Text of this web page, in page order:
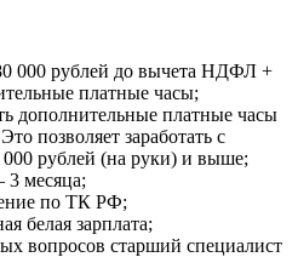
000 рублей до вычета НДФЛ +
платные часы;
дополнительные платные часы
позволяет заработать с
000 рублей (на руки) и выше;
3 месяца;
по ТК РФ;
белая зарплата;
вопросов старший специалист